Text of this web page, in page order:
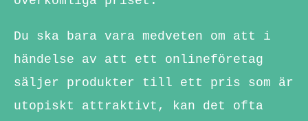
Du ska bara vara medveten om att i
händelse av att ett onlineföretag
säljer produkter till ett pris som är
utopiskt attraktivt, kan det ofta